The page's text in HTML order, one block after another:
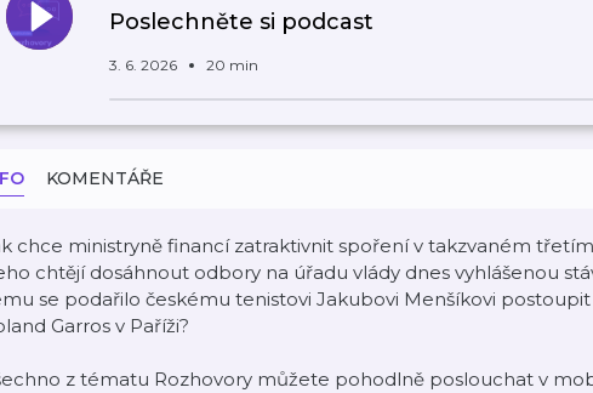
Poslechněte si podcast
3. 6. 2026 20 min
KOMENTÁŘE
chce ministryně financí zatraktivnit spoření v takzvaném
chtějí dosáhnout odbory na úřadu vlády dnes vyhlášenou
se podařilo českému tenistovi Jakubovi Menšíkovi
Garros v Paříži?
z tématu Rozhovory můžete pohodlně poslouchat v